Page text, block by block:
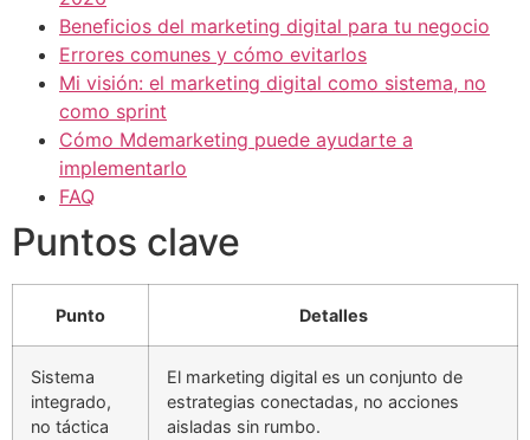
Beneficios del marketing digital para tu negocio
Errores comunes y cómo evitarlos
Mi visión: el marketing digital como sistema, no
como sprint
Cómo Mdemarketing puede ayudarte a
implementarlo
FAQ
Puntos clave
Punto Detalles
Sistema
integrado,
no táctica
El marketing digital es un conjunto de
estrategias conectadas, no acciones
aisladas sin rumbo.